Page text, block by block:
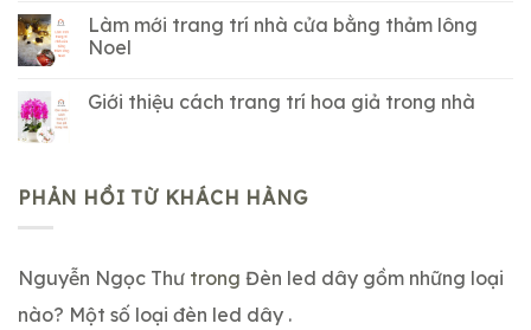
Làm mới trang trí nhà cửa bằng thảm lông
Noel
Giới thiệu cách trang trí hoa giả trong nhà
PHẢN HỒI TỪ KHÁCH HÀNG
Nguyễn Ngọc Thư trong Đèn led dây gồm những loại
nào? Một số loại đèn led dây .